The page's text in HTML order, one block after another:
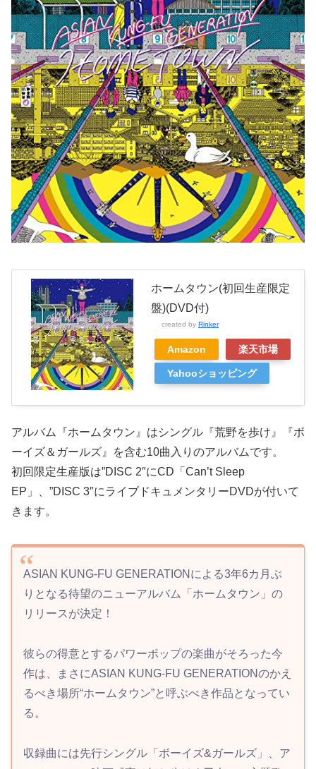
ホームタウン(初回生産限定
盤)(DVD付)
created by Rinker
Amazon 楽天市場
Yahooショッピング
アルバム『ホームタウン』はシングル『荒野を歩け』『ボ
ーイズ＆ガールズ』を含む10曲入りのアルバムです。
初回限定生産版は”DISC 2″にCD「Can’t Sleep
EP」、”DISC 3″にライブドキュメンタリーDVDが付いて
きます。
ASIAN KUNG-FU GENERATIONによる3年6カ月ぶ
りとなる待望のニューアルバム「ホームタウン」の
リリースが決定！
彼らの得意とするパワーポップの楽曲がそろった今
作は、まさにASIAN KUNG-FU GENERATIONのかえ
るべき場所“ホームタウン”と呼ぶべき作品となってい
る。
収録曲には先行シングル「ボーイズ&ガールズ」、ア